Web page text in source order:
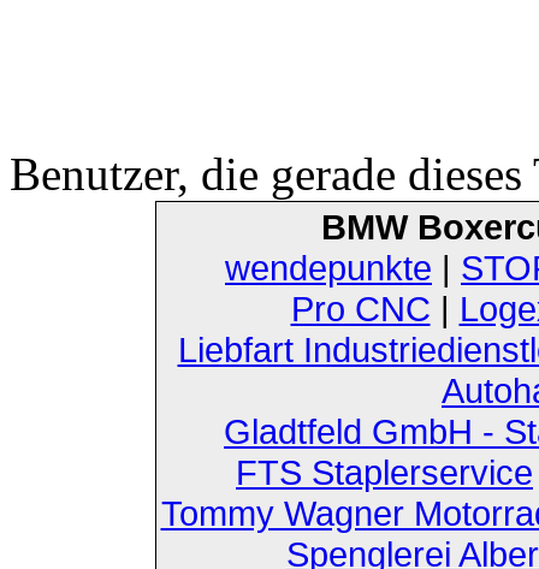
Benutzer, die gerade
BMW
wendepunkte |
Pro CNC |
Liebfart
Gladtfeld GmbH -
FTS Staplerservice
Tommy Wagner
Spenglerei